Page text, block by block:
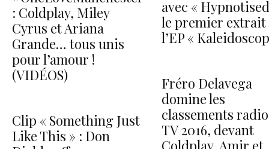
: Coldplay, Miley
Cyrus et Ariana
Grande… tous unis
pour l’amour !
(VIDÉOS)
Clip « Something Just
Like This » : Don
avec «
le premier extrait
l’EP «
Fréro Delavega
domine les
classements
TV 2016, devant